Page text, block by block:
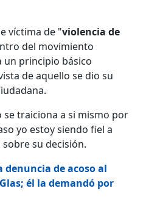
víctima de "violencia de
del movimiento
un principio básico
de aquello se dio su
se traiciona a si mismo por
yo estoy siendo fiel a
su decisión.
denuncia de acoso al
él la demandó por